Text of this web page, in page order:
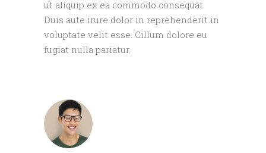
ut aliquip ex ea commodo consequat.
Duis aute irure dolor in reprehenderit in
voluptate velit esse. Cillum dolore eu
fugiat nulla pariatur.